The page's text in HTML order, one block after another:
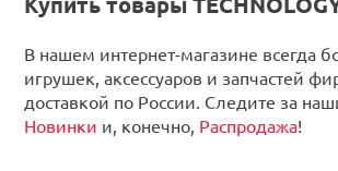
В нашем интернет-магазине всегда
игрушек, аксессуаров и запчастей
доставкой по России. Следите за
Новинки и, конечно, Распродажа!